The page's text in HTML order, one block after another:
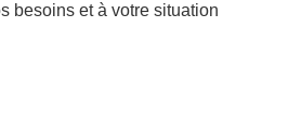
besoins et à votre situation